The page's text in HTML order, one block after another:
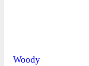
Woody